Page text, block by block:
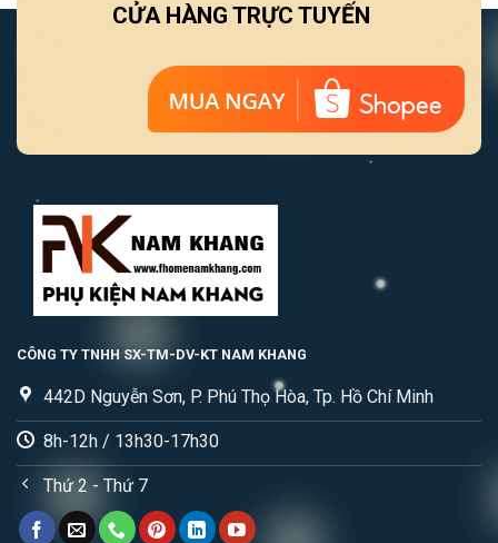
CỬA HÀNG TRỰC TUYẾN
CÔNG TY TNHH SX-TM-DV-KT NAM KHANG
442D Nguyễn Sơn, P. Phú Thọ Hòa, Tp. Hồ Chí Minh
8h-12h / 13h30-17h30
Thứ 2 - Thứ 7